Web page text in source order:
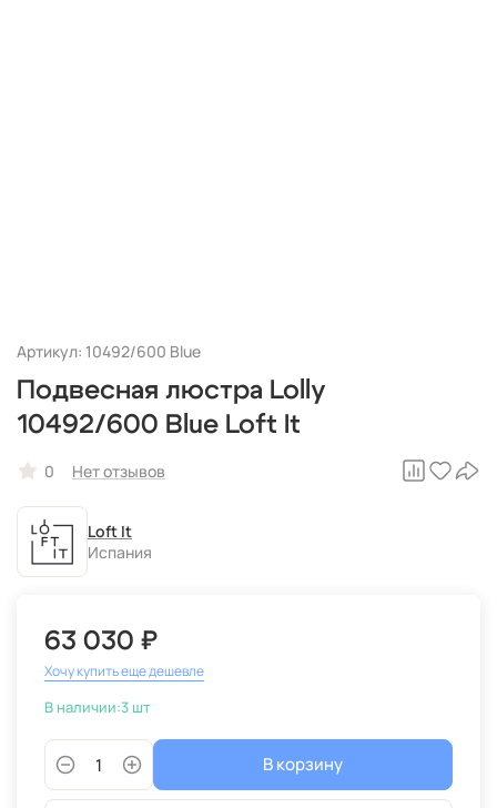
Артикул: 10492/600 Blue
Подвесная люстра Lolly
10492/600 Blue Loft It
0 Нет отзывов
Loft It
Испания
63 030 ₽
Хочу купить еще дешевле
В наличии:3 шт
В корзину